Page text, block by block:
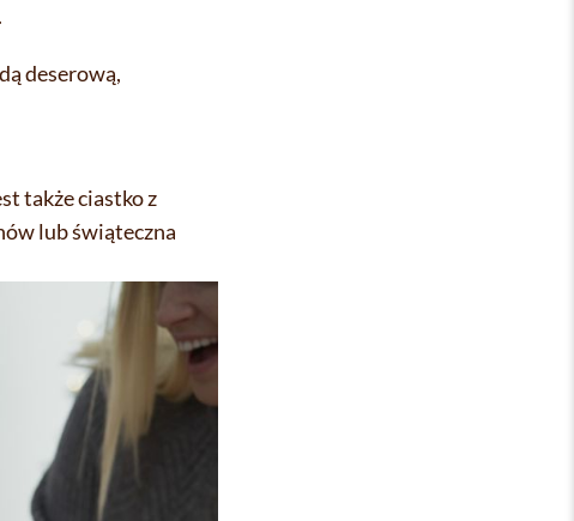
deserową,
także ciastko z
lub świąteczna